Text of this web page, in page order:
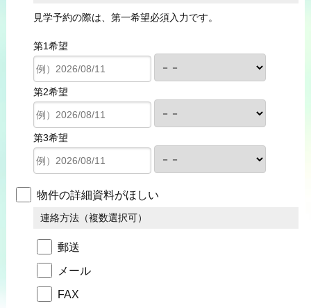
見学予約の際は、第一希望必須入力です。
第1希望
第2希望
第3希望
物件の詳細資料がほしい
連絡方法（複数選択可）
郵送
メール
FAX